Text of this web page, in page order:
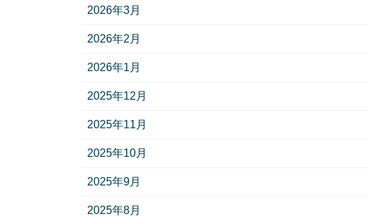
2026年3月
2026年2月
2026年1月
2025年12月
2025年11月
2025年10月
2025年9月
2025年8月